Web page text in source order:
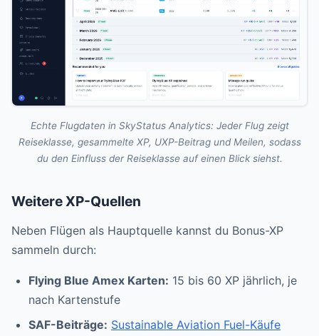
Echte Flugdaten in SkyStatus Analytics: Jeder Flug zeigt
Reiseklasse, gesammelte XP, UXP-Beitrag und Meilen, sodass
du den Einfluss der Reiseklasse auf einen Blick siehst.
Weitere XP-Quellen
Neben Flügen als Hauptquelle kannst du Bonus-XP
sammeln durch:
Flying Blue Amex Karten: 15 bis 60 XP jährlich, je
nach Kartenstufe
SAF-Beiträge: Sustainable Aviation Fuel-Käufe